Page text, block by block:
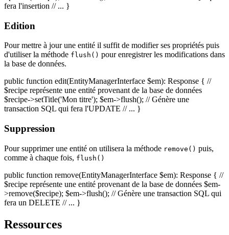
fera l'insertion // ... }
Edition
Pour mettre à jour une entité il suffit de modifier ses propriétés puis
d'utiliser la méthode flush() pour enregistrer les modifications dans
la base de données.
public function edit(EntityManagerInterface $em): Response { //
$recipe représente une entité provenant de la base de données
$recipe->setTitle('Mon titre'); $em->flush(); // Génère une
transaction SQL qui fera l'UPDATE // ... }
Suppression
Pour supprimer une entité on utilisera la méthode remove() puis,
comme à chaque fois, flush()
public function remove(EntityManagerInterface $em): Response { //
$recipe représente une entité provenant de la base de données $em-
>remove($recipe); $em->flush(); // Génère une transaction SQL qui
fera un DELETE // ... }
Ressources